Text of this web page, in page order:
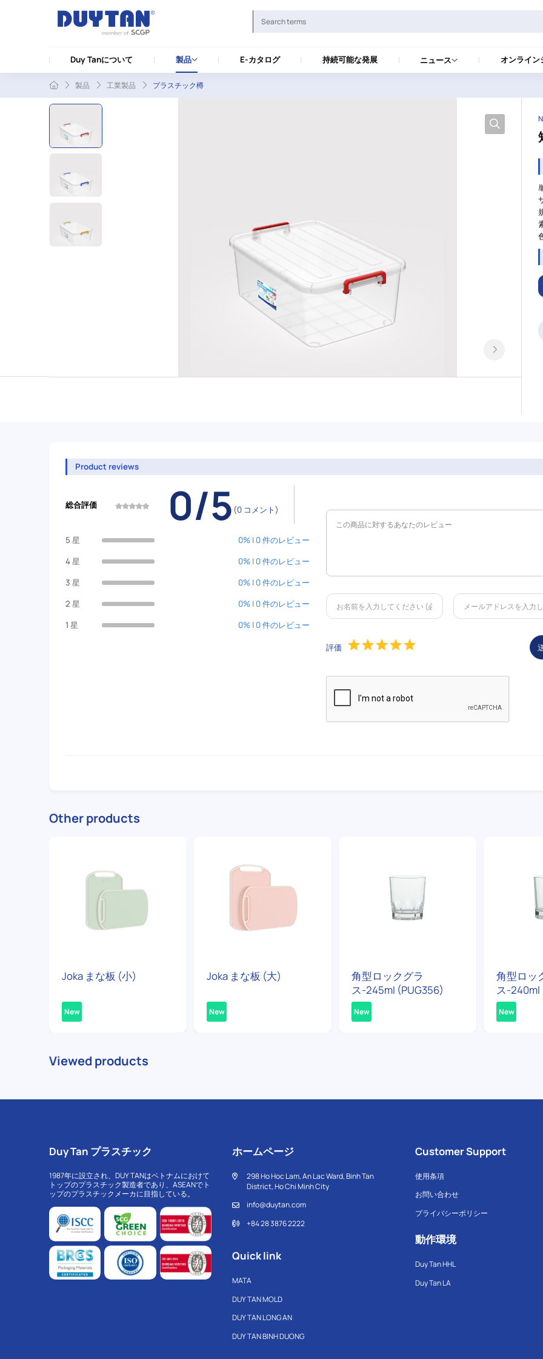
Duy Tanについて 製品 E-カタログ 持続可能な発展 ニュース オンライン
製品 工業製品 プラスチック樽
Product reviews
総合評価 0/5 (0 コメント)
5 星
0% | 0 件のレビュー
4 星
0% | 0 件のレビュー
3 星
0% | 0 件のレビュー
2 星
0% | 0 件のレビュー
1 星
0% | 0 件のレビュー
評価
Other products
Joka まな板 (小)
New
Joka まな板 (大)
New
角型ロックグラ
ス-245ml (PUG356)
New
角型ロッ
ス-240ml
New
Viewed products
Duy Tan プラスチック
1987年に設立され、DUY TANはベトナムにおけて
トップのプラスチック製造者であり、ASEANでト
ップのプラスチックメーカに目指している。
ホームページ
298 Ho Hoc Lam, An Lac Ward, Binh Tan
District, Ho Chi Minh City
info@duytan.com
+84 28 3876 2222
Quick link
MATA
DUY TAN MOLD
DUY TAN LONG AN
DUY TAN BINH DUONG
Customer Support
使用条項
お問い合わせ
プライバシーポリシー
動作環境
Duy Tan HHL
Duy Tan LA